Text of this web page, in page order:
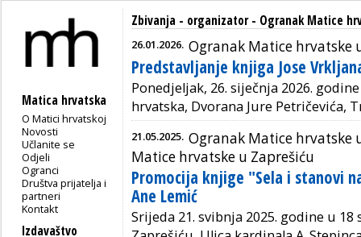
Matica hrvatska
O Matici hrvatskoj
Novosti
Učlanite se
Odjeli
Ogranci
Društva prijatelja i
partneri
Kontakt
Izdavaštvo
Zbivanja - organizator - Ogranak Matice
26.01.2026. Ogranak Matice hrvatske
Predstavljanje knjiga Jose
Ponedjeljak, 26. siječnja 2026.
hrvatska, Dvorana Jure Petričevića,
21.05.2025. Ogranak Matice hrvatske
Matice hrvatske u Zaprešiću
Promocija knjige "Sela i stanovi
Ane Lemić
Srijeda 21. svibnja 2025. godine u